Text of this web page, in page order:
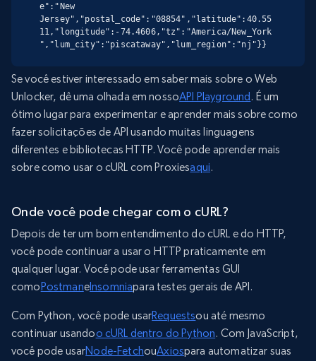
e":"New
Jersey","postal_code":"08854","latitude":40.55
11,"longitude":-74.4606,"tz":"America/New_York
","lum_city":"piscataway","lum_region":"nj"}}
Se você estiver interessado em saber mais sobre o Web
Unlocker, dê uma olhada em nossoAPI Playground. É um
ótimo lugar para experimentar e aprender mais sobre como
fazer solicitações de API usando muitas linguagens
diferentes e bibliotecas HTTP. Você pode aprender mais
sobre como usar o cURL com Proxiesaqui.
Onde você pode chegar com o cURL?
Depois de ter um bom entendimento do cURL e do HTTP,
você pode continuar a usar o HTTP praticamente em
qualquer lugar. Você pode usar ferramentas GUI
comoPostmaneInsomniapara testes gerais de API.
Com Python, você pode usarRequestsou até mesmo
continuar usandoo cURL dentro do Python. Com JavaScript,
você pode usarNode-FetchouAxiospara automatizar suas